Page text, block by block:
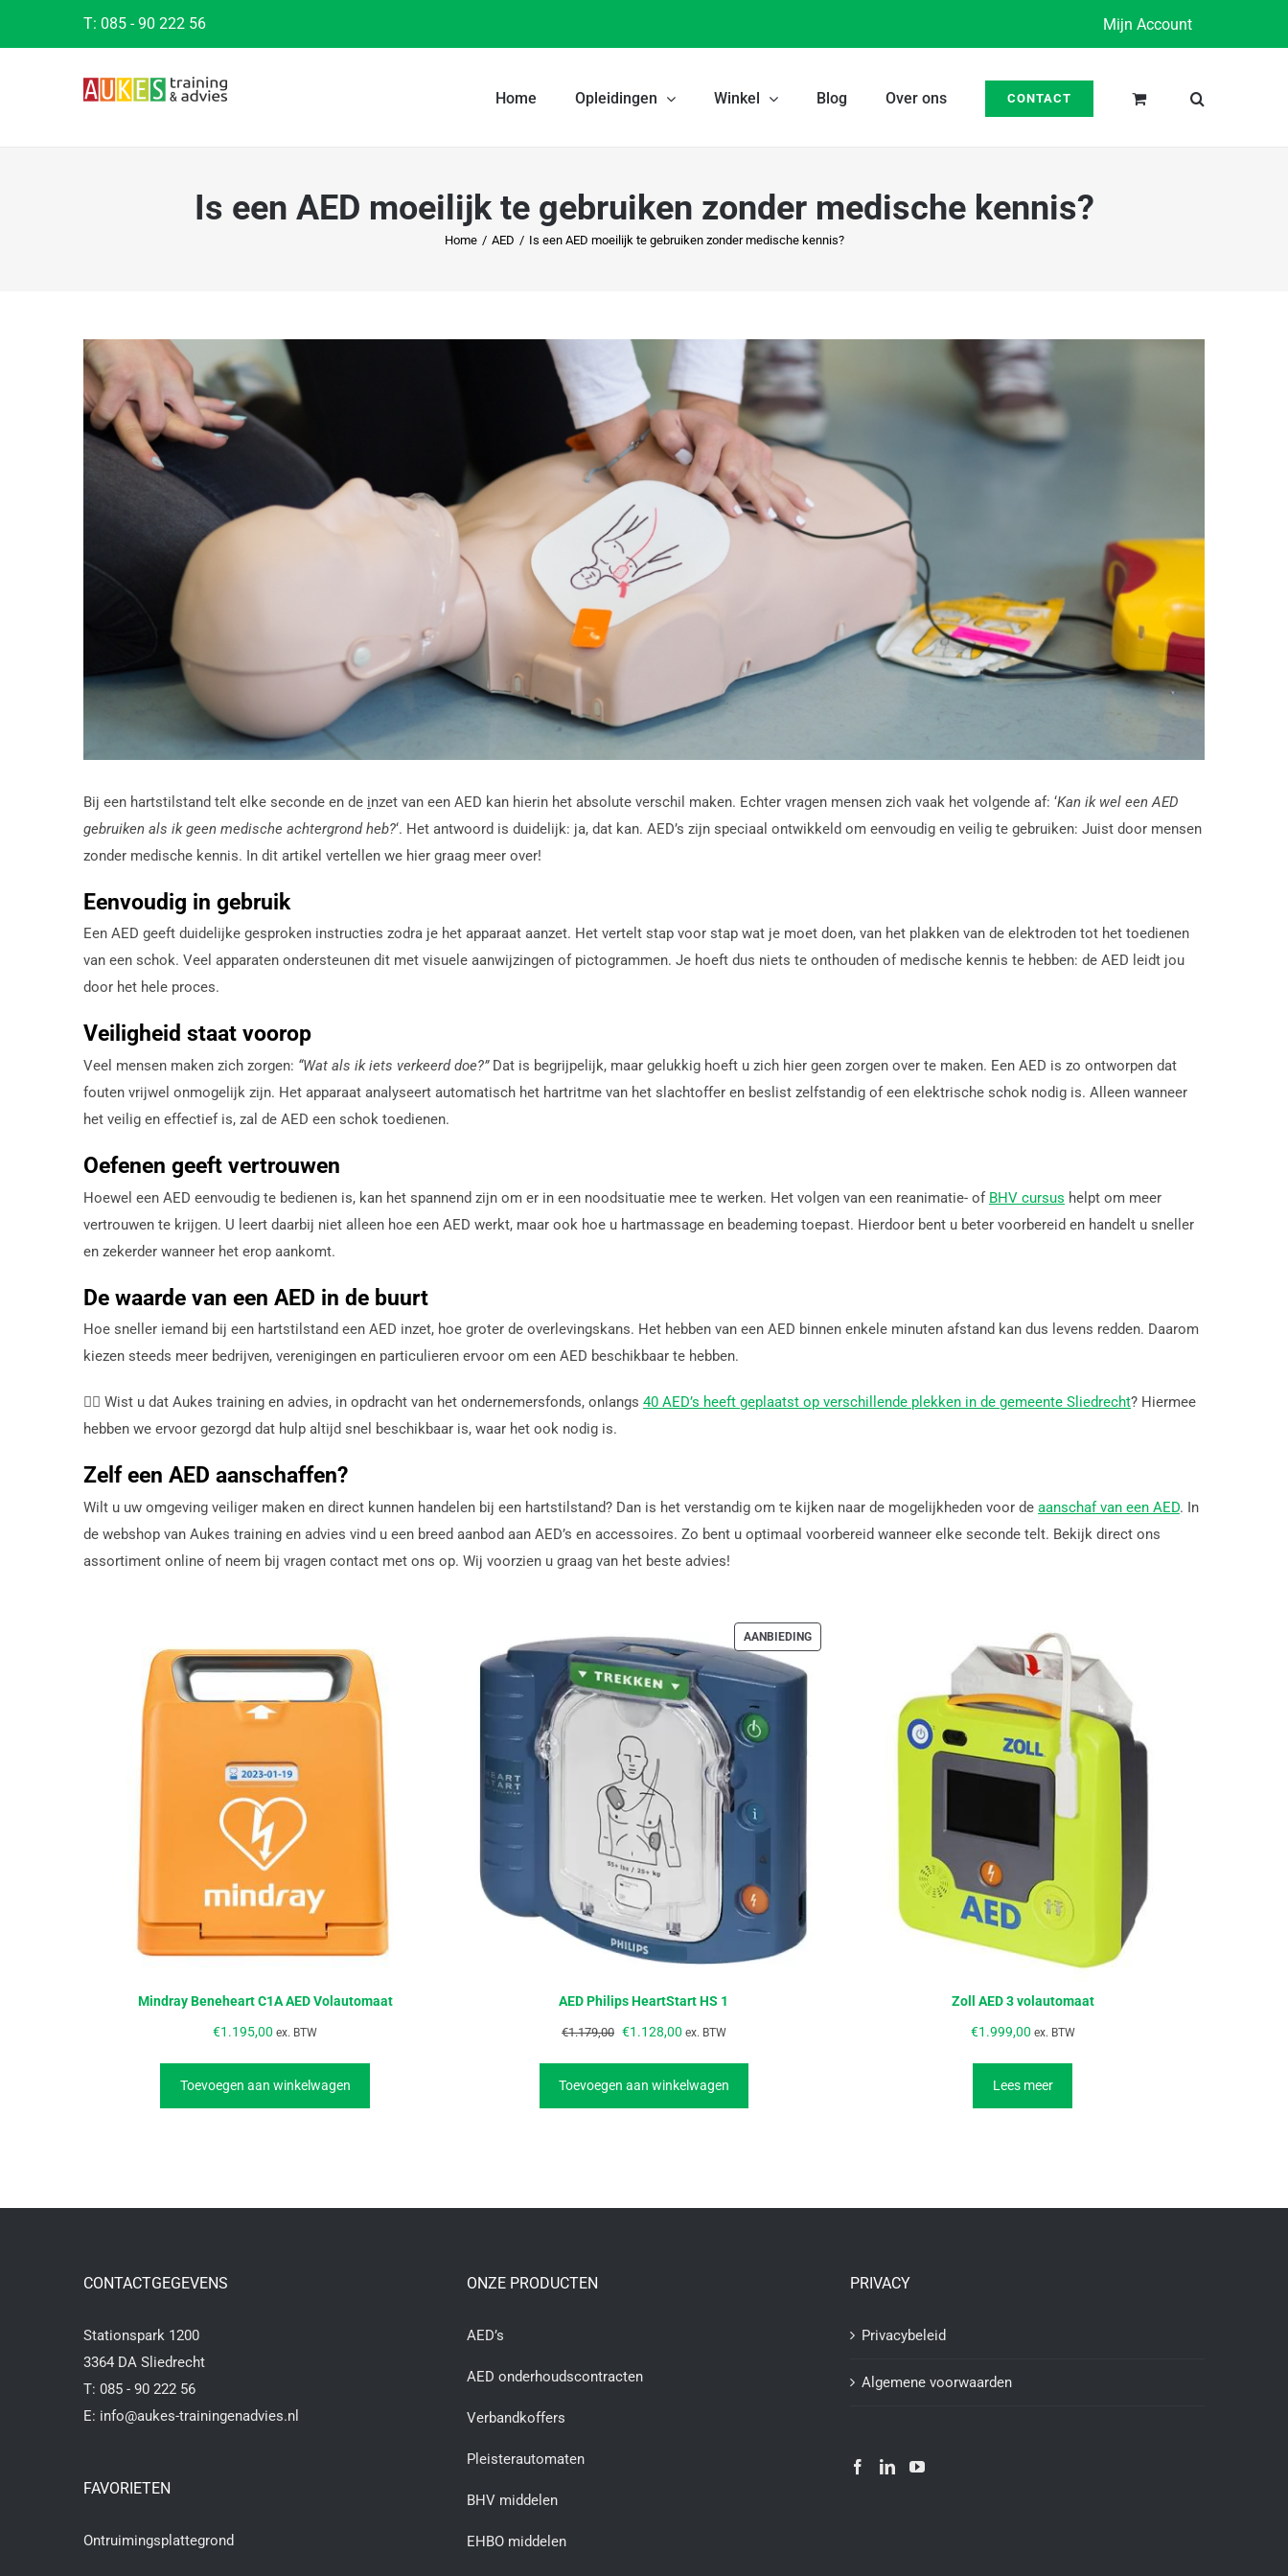
T: 085 - 90 222 56 Mijn Account
Home Opleidingen Winkel Blog Over ons CONTACT
Is een AED moeilijk te gebruiken zonder medische kennis?
Home / AED / Is een AED moeilijk te gebruiken zonder medische kennis?
Bekijk
grotere
afbeelding
Bij een hartstilstand telt elke seconde en de inzet van een AED kan hierin het absolute verschil maken. Echter vragen mensen zich vaak het volgende af: ‘Kan ik wel een AED
gebruiken als ik geen medische achtergrond heb?‘. Het antwoord is duidelijk: ja, dat kan. AED’s zijn speciaal ontwikkeld om eenvoudig en veilig te gebruiken: Juist door mensen
zonder medische kennis. In dit artikel vertellen we hier graag meer over!
Eenvoudig in gebruik
Een AED geeft duidelijke gesproken instructies zodra je het apparaat aanzet. Het vertelt stap voor stap wat je moet doen, van het plakken van de elektroden tot het toedienen
van een schok. Veel apparaten ondersteunen dit met visuele aanwijzingen of pictogrammen. Je hoeft dus niets te onthouden of medische kennis te hebben: de AED leidt jou
door het hele proces.
Veiligheid staat voorop
Veel mensen maken zich zorgen: “Wat als ik iets verkeerd doe?”Dat is begrijpelijk, maar gelukkig hoeft u zich hier geen zorgen over te maken. Een AED is zo ontworpen dat
fouten vrijwel onmogelijk zijn. Het apparaat analyseert automatisch het hartritme van het slachtoffer en beslist zelfstandig of een elektrische schok nodig is. Alleen wanneer
het veilig en effectief is, zal de AED een schok toedienen.
Oefenen geeft vertrouwen
Hoewel een AED eenvoudig te bedienen is, kan het spannend zijn om er in een noodsituatie mee te werken. Het volgen van een reanimatie- of BHV cursus helpt om meer
vertrouwen te krijgen. U leert daarbij niet alleen hoe een AED werkt, maar ook hoe u hartmassage en beademing toepast. Hierdoor bent u beter voorbereid en handelt u sneller
en zekerder wanneer het erop aankomt.
De waarde van een AED in de buurt
Hoe sneller iemand bij een hartstilstand een AED inzet, hoe groter de overlevingskans. Het hebben van een AED binnen enkele minuten afstand kan dus levens redden. Daarom
kiezen steeds meer bedrijven, verenigingen en particulieren ervoor om een AED beschikbaar te hebben.
👉🏼 Wist u dat Aukes training en advies, in opdracht van het ondernemersfonds, onlangs 40 AED’s heeft geplaatst op verschillende plekken in de gemeente Sliedrecht? Hiermee
hebben we ervoor gezorgd dat hulp altijd snel beschikbaar is, waar het ook nodig is.
Zelf een AED aanschaffen?
Wilt u uw omgeving veiliger maken en direct kunnen handelen bij een hartstilstand? Dan is het verstandig om te kijken naar de mogelijkheden voor de aanschaf van een AED. In
de webshop van Aukes training en advies vind u een breed aanbod aan AED’s en accessoires. Zo bent u optimaal voorbereid wanneer elke seconde telt. Bekijk direct ons
assortiment online of neem bij vragen contact met ons op. Wij voorzien u graag van het beste advies!
Mindray Beneheart C1A AED Volautomaat
€1.195,00 ex. BTW
Toevoegen aan winkelwagen
AANBIEDINGPRODUCT
AED Philips HeartStart HS 1
€1.179,00 €1.128,00 ex. BTW
Toevoegen aan winkelwagen
Zoll AED 3 volautomaat
€1.999,00 ex. BTW
Lees meer
CONTACTGEGEVENS
Stationspark 1200
3364 DA Sliedrecht
T: 085 - 90 222 56
E: info@aukes-trainingenadvies.nl
FAVORIETEN
Ontruimingsplattegrond
ONZE PRODUCTEN
AED’s
AED onderhoudscontracten
Verbandkoffers
Pleisterautomaten
BHV middelen
EHBO middelen
PRIVACY
Privacybeleid
Algemene voorwaarden